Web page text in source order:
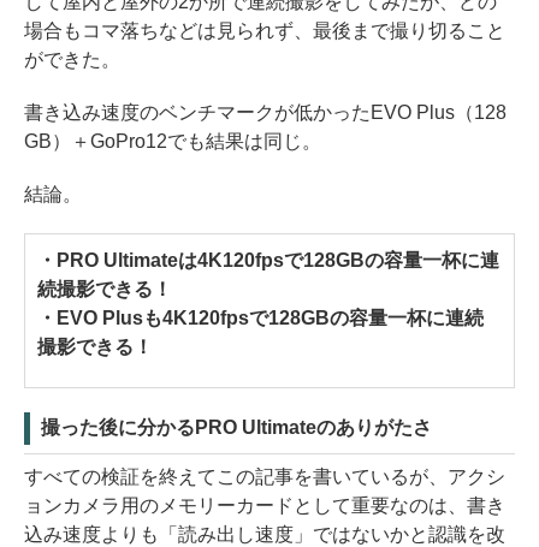
場合もコマ落ちなどは見られず、最後まで撮り切ること
ができた。
書き込み速度のベンチマークが低かったEVO Plus（128
GB）＋GoPro12でも結果は同じ。
結論。
・PRO Ultimateは4K120fpsで128GBの容量一杯に連
続撮影できる！
・EVO Plusも4K120fpsで128GBの容量一杯に連続
撮影できる！
撮った後に分かるPRO Ultimateのありがたさ
すべての検証を終えてこの記事を書いているが、アクシ
ョンカメラ用のメモリーカードとして重要なのは、書き
込み速度よりも「読み出し速度」ではないかと認識を改